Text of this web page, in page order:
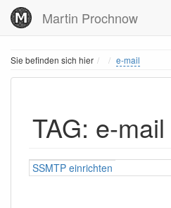
Martin Prochnow
Sie befinden sich hier Home
e-mail
TAG: e-mail
SSMTP einrichten